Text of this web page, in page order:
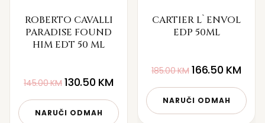
ROBERTO CAVALLI
PARADISE FOUND
HIM EDT 50 ML
145.00KM 130.50 KM
NARUČI ODMAH
CARTIER L`ENVOL
EDP 50ML
185.00KM 166.50 KM
NARUČI ODMAH